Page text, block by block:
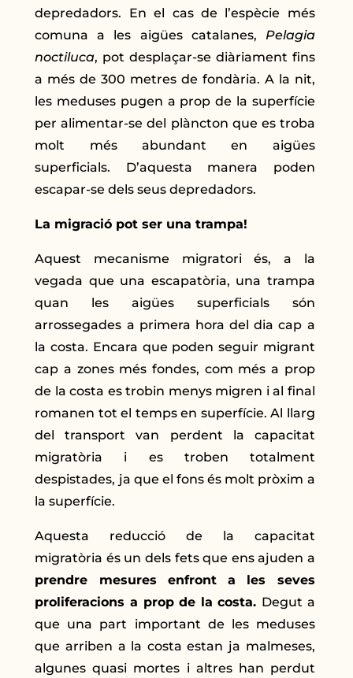
depredadors. En el cas de l’espècie més
comuna a les aigües catalanes, Pelagia
noctiluca, pot desplaçar-se diàriament fins
a més de 300 metres de fondària. A la nit,
les meduses pugen a prop de la superfície
per alimentar-se del plàncton que es troba
molt més abundant en aigües
superficials. D’aquesta manera poden
escapar-se dels seus depredadors.
La migració pot ser una trampa!
Aquest mecanisme migratori és, a la
vegada que una escapatòria, una trampa
quan les aigües superficials són
arrossegades a primera hora del dia cap a
la costa. Encara que poden seguir migrant
cap a zones més fondes, com més a prop
de la costa es trobin menys migren i al final
romanen tot el temps en superfície. Al llarg
del transport van perdent la capacitat
migratòria i es troben totalment
despistades, ja que el fons és molt pròxim a
la superfície.
Aquesta reducció de la capacitat
migratòria és un dels fets que ens ajuden a
prendre mesures enfront a les seves
proliferacions a prop de la costa. Degut a
que una part important de les meduses
que arriben a la costa estan ja malmeses,
algunes quasi mortes i altres han perdut